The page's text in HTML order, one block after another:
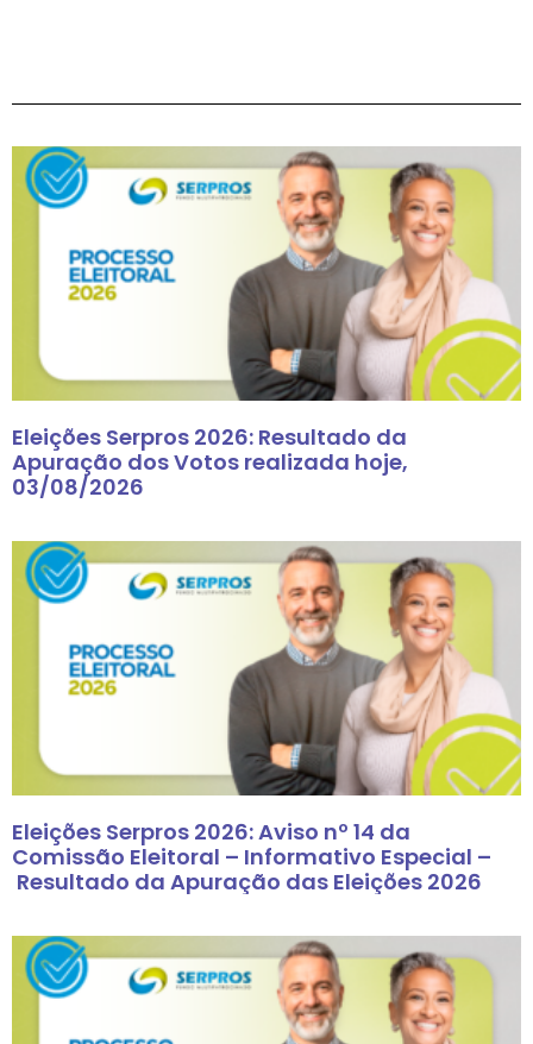
Eleições Serpros 2026: Resultado da
Apuração dos Votos realizada hoje,
03/08/2026
Eleições Serpros 2026: Aviso nº 14 da
Comissão Eleitoral – Informativo Especial –
Resultado da Apuração das Eleições 2026